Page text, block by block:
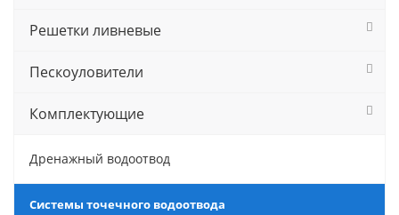
Решетки ливневые
Пескоуловители
Комплектующие
Дренажный водоотвод
Системы точечного водоотвода